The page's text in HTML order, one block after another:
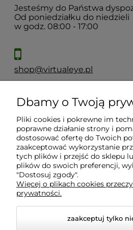
Jesteśmy do Państwa
Od poniedziałku do niedzieli
w godz. 08:00 - 17:00
shop@virtualeye.pl
Moje konto
Płatności i dostawa
Informacje
O nas
Dbamy o Twoją
Pliki cookies i pokrewne im
poprawne działanie strony i
dostosować ofertę do Twoich
zaakceptować wykorzystanie
tych plików i przejść do sklepu
plików do swoich preferencji,
"Dostosuj zgody".
Więcej o plikach cookies
prywatności.
zaakceptuj tylko